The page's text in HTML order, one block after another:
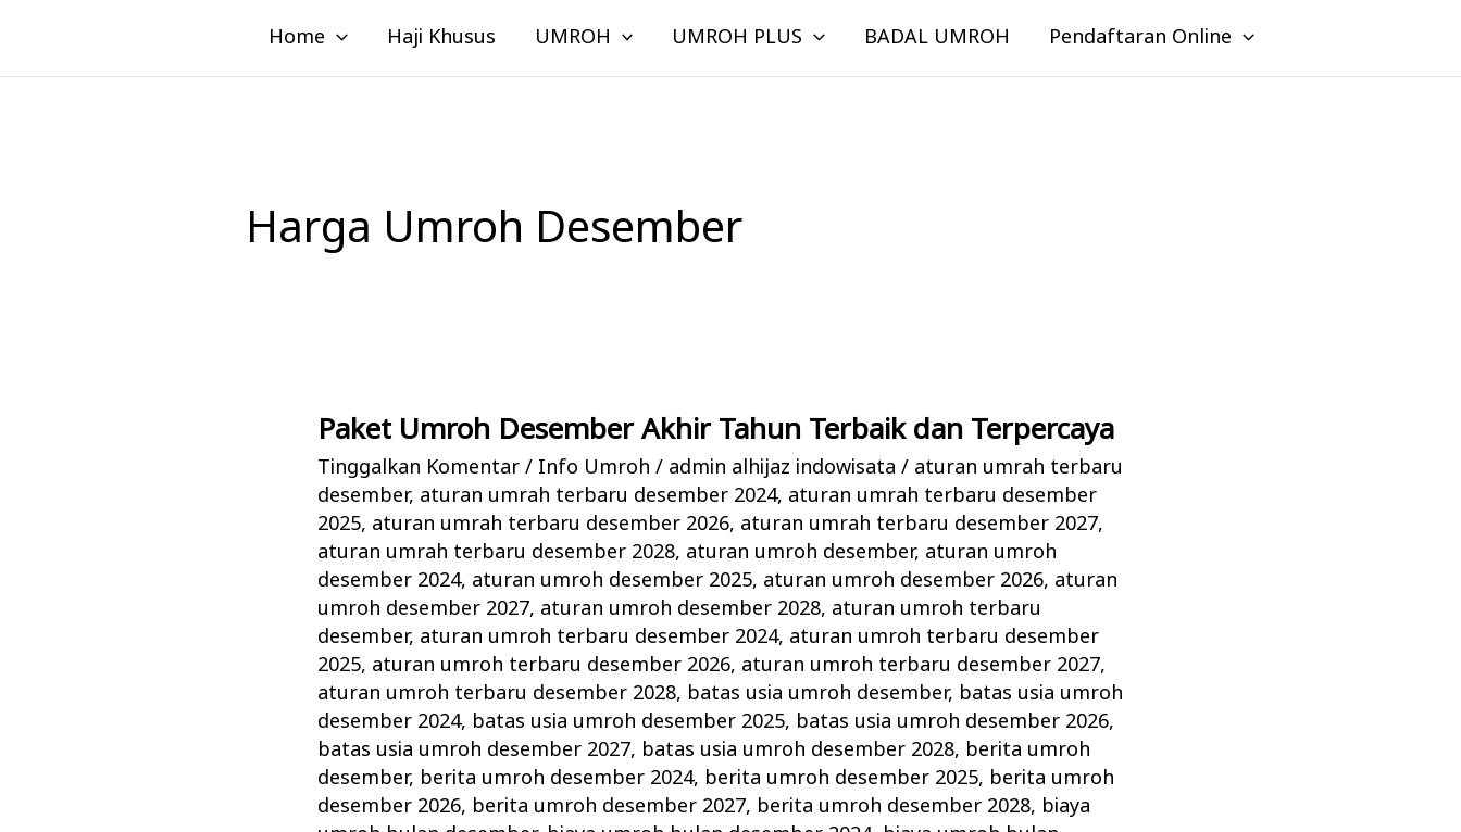
konten
Home Haji Khusus UMROH UMROH PLUS BADAL UMROH Pendaftaran Online
Harga Umroh Desember
Paket Umroh Desember Akhir Tahun Terbaik dan Terpercaya
Tinggalkan Komentar / Info Umroh / admin alhijaz indowisata/ aturan umrah terbaru
desember, aturan umrah terbaru desember 2024, aturan umrah terbaru desember
2025, aturan umrah terbaru desember 2026, aturan umrah terbaru desember 2027,
aturan umrah terbaru desember 2028, aturan umroh desember, aturan umroh
desember 2024, aturan umroh desember 2025, aturan umroh desember 2026, aturan
umroh desember 2027, aturan umroh desember 2028, aturan umroh terbaru
desember, aturan umroh terbaru desember 2024, aturan umroh terbaru desember
2025, aturan umroh terbaru desember 2026, aturan umroh terbaru desember 2027,
aturan umroh terbaru desember 2028, batas usia umroh desember, batas usia umroh
desember 2024, batas usia umroh desember 2025, batas usia umroh desember 2026,
batas usia umroh desember 2027, batas usia umroh desember 2028, berita umroh
desember, berita umroh desember 2024, berita umroh desember 2025, berita umroh
desember 2026, berita umroh desember 2027, berita umroh desember 2028, biaya
Paket
Umroh
Desember
Akhir
Tahun
Terbaik
dan
Terpercaya